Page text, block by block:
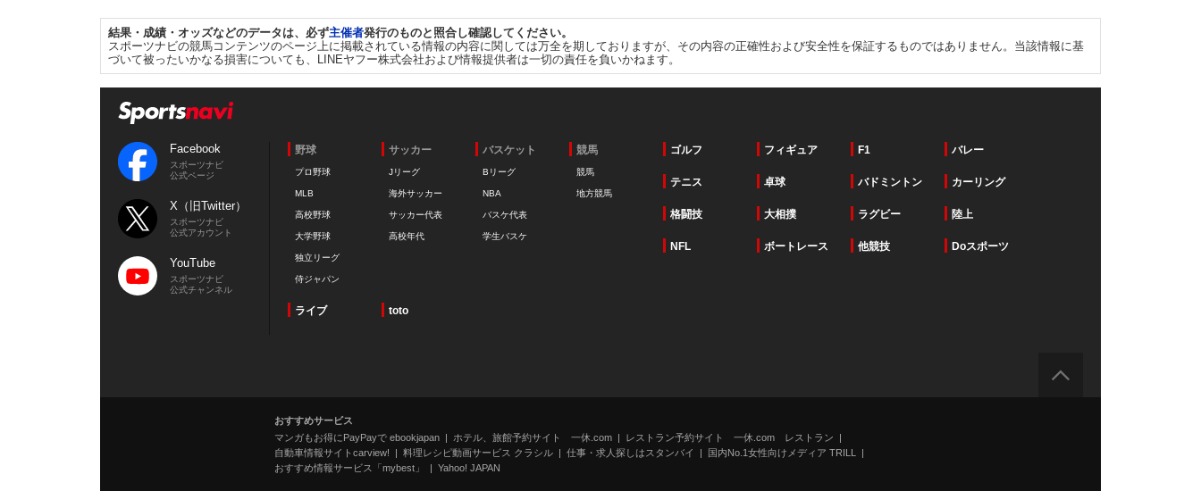
結果・成績・オッズなどのデータは、必ず主催者発行のものと照合し確認してください。
スポーツナビの競馬コンテンツのページ上に掲載されている情報の内容に関しては万全を期しておりますが、その内容の正確性および安全性を保証するものではありません。当該情報に基
づいて被ったいかなる損害についても、LINEヤフー株式会社および情報提供者は一切の責任を負いかねます。
Facebook
スポーツナビ
公式ページ
X（旧Twitter）
スポーツナビ
公式アカウント
YouTube
スポーツナビ
公式チャンネル
野球
プロ野球
MLB
高校野球
大学野球
独立リーグ
侍ジャパン
サッカー
Jリーグ
海外サッカー
サッカー代表
高校年代
バスケット
Bリーグ
NBA
バスケ代表
学生バスケ
競馬
競馬
地方競馬
ゴルフ フィギュア F1 バレー
テニス 卓球 バドミントン カーリング
格闘技 大相撲 ラグビー 陸上
NFL ボートレース 他競技 Doスポーツ
ライブ toto
おすすめサービス
マンガもお得にPayPayで ebookjapan
ホテル、旅館予約サイト 一休.com
レストラン予約サイト 一休.com レストラン
自動車情報サイトcarview!
料理レシピ動画サービス クラシル 仕事・求人探しはスタンバイ
国内No.1女性向けメディア TRILL
おすすめ情報サービス「mybest」
Yahoo! JAPAN